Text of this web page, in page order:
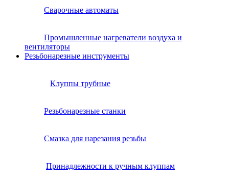
Сварочные автоматы
Промышленные нагреватели воздуха и
вентиляторы
Резьбонарезные инструменты
Клуппы трубные
Резьбонарезные станки
Смазка для нарезания резьбы
Принадлежности к ручным клуппам